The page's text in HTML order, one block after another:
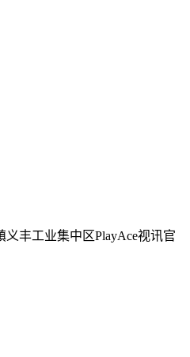
丰工业集中区PlayAce视讯官